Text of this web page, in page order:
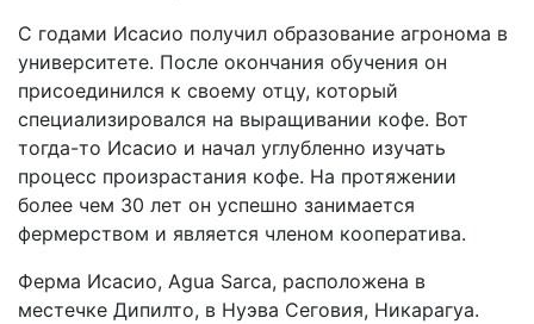
С годами Исасио получил образование агронома в
университете. После окончания обучения он
присоединился к своему отцу, который
специализировался на выращивании кофе. Вот
тогда-то Исасио и начал углубленно изучать
процесс произрастания кофе. На протяжении
более чем 30 лет он успешно занимается
фермерством и является членом кооператива.
Ферма Исасио, Agua Sarca, расположена в
местечке Дипилто, в Нуэва Сеговия, Никарагуа.